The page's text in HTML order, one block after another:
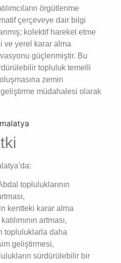
örgütlenme
çerçeveye dair bilgi
kolektif hareket etme
ve yerel karar alma
güçlenmiştir. Bu
topluluk temelli
zemin
müdahalesi olarak
topluluklarının
kentteki karar alma
artması,
topluluklarla daha
geliştirmesi,
sürdürülebilir bir